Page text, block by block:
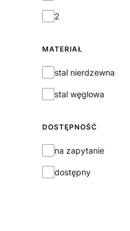
2
MATERIAŁ
Materiał
stal nierdzewna
stal węglowa
DOSTĘPNOŚĆ
Dostępność
na zapytanie
dostępny